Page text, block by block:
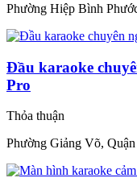
Phường Hiệp Bình
Đầu karaoke
Pro
Thỏa thuận
Phường Giảng Võ,